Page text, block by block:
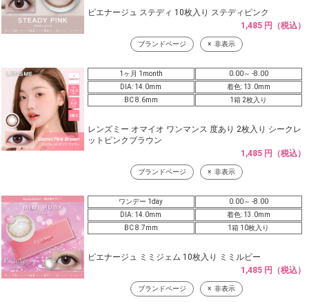
ピエナージュ ステディ 10枚入り ステディピンク
1,485 円（税込）
ブランドページ 非表示
1ヶ月 1month
0.00～ -8.00
DIA: 14.0mm
着色: 13.0mm
BC 8.6mm
1箱 2枚入り
レンズミー オマイオ ワンマンス 度あり 2枚入り シークレ
ットピンクブラウン
1,485 円（税込）
ブランドページ 非表示
ワンデー 1day
0.00～ -8.00
DIA: 14.0mm
着色: 13.0mm
BC 8.7mm
1箱 10枚入り
ピエナージュ ミミジェム 10枚入り ミミルビー
1,485 円（税込）
ブランドページ 非表示